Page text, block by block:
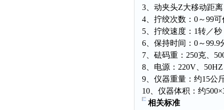
3、动夹头Z大移动距
4、拧绞次数：0～99
5、拧绞速度：1转／秒
6、保持时间：0～
7、砝码重：250克、
8、电源：220V、
9、仪器重量：约15公
10、仪器体积：约
相关标准